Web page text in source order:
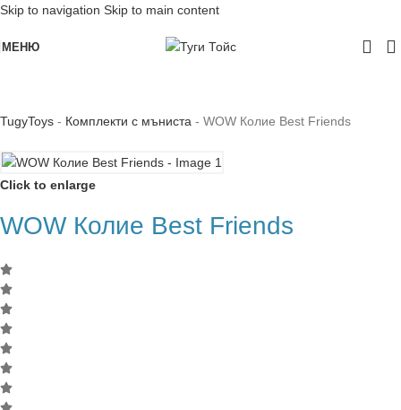
Skip to navigation Skip to main content
МЕНЮ
TugyToys - Комплекти с мъниста - WOW Колие Best Friends
Click to enlarge
WOW Колие Best Friends